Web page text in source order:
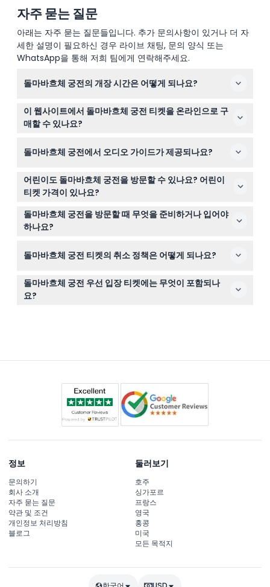
자주 묻는 질문
아래는 자주 묻는 질문들입니다. 추가 문의사항이 있거나 더 자
세한 설명이 필요하신 경우 라이브 채팅, 문의 양식 또는
WhatsApp을 통해 저희 팀에게 연락해주세요.
돌마바흐체 궁전의 개장 시간은 어떻게 되나요?
돌마바흐체 궁전은 화요일부터 일요일까지 오전 9시부터
오후 4시까지 개장하며, 월요일, 새해 첫날, 라마단 바이람
첫날, 희생제 첫날에는 휴관합니다(변경될 수 있으니 예약
이 웹사이트에서 돌마바흐체 궁전 티켓을 온라인으로 구
매할 수 있나요?
예약하여 줄 서는 시간을 절약하고 방문 시간을 효율적으로
돌마바흐체 궁전에서 오디오 가이드가 제공되나요?
티켓에는 오디오 가이드가 포함되어 있으며 10개 이상의 언
어로 제공되어 방문객이 궁전을 자신의 페이스에 맞춰 역사
와 건축에 대해 배울 수 있습니다.
어린이도 돌마바흐체 궁전을 방문할 수 있나요? 어린이
티켓 가격이 있나요?
0세에서 6세 어린이는 돌마바흐체 궁전에 무료로 입장할
수 있어 가족과 함께 방문하기에 좋습니다.
돌마바흐체 궁전을 방문할 때 무엇을 준비하거나 입어야
하나요?
부와 경치를 사진에 담을 수 있도록 카메라를 지참하세요.
요.
돌마바흐체 궁전 티켓의 취소 정책은 어떻게 되나요?
돌마바흐체 궁전 티켓은 환불이 불가하며 어떤 경우에도 취
소할 수 없으므로 방문 계획을 신중히 세워 주세요.
돌마바흐체 궁전 우선 입장 티켓에는 무엇이 포함되나
요?
정보
문의하기
회사 소개
자주 묻는 질문
약관 및 조건
개인정보 처리방침
블로그
둘러보기
호주
싱가포르
프랑스
영국
홍콩
미국
모든 목적지